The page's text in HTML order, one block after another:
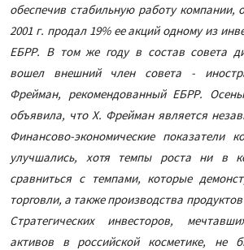
обеспечив стабильную работу компании,
2001 г. продал 19% ее акций одному из
ЕБРР. В том же году в состав совета
вошел внешний член совета -
Фрейман, рекомендованный ЕБРР.
объявила, что Х. Фрейман является
Финансово-экономические показатели
улучшались, хотя темпы роста ни в
сравниться с темпами, которые
торговли, а также производства
Стратегических инвесторов,
активов в российской косметике, не